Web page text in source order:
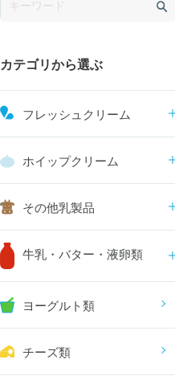
カテゴリから選ぶ
フレッシュクリーム
ホイップクリーム
その他乳製品
牛乳・バター・液卵類
ヨーグルト類
チーズ類